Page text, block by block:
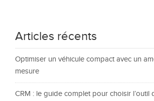
Articles récents
Optimiser un véhicule compact avec un
mesure
CRM : le guide complet pour choisir l’outil